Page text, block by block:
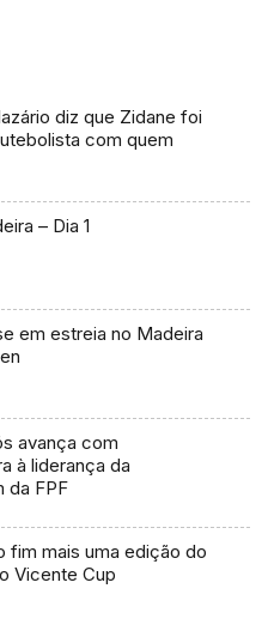
diz que Zidane foi
com quem
– Dia 1
em estreia no Madeira
avança com
à liderança da
da FPF
fim mais uma edição do
Vicente Cup